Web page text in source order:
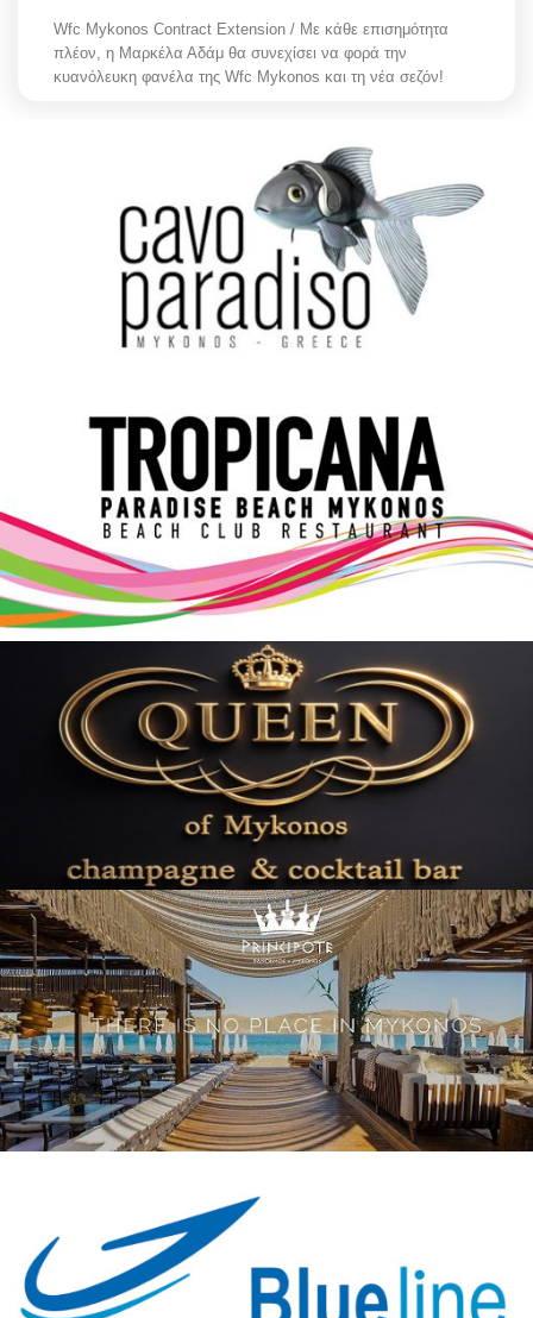
All News
Elections 2023
English
Wfc Mykonos Contract Extension / Με κάθε επισημότητα
πλέον, η Μαρκέλα Αδάμ θα συνεχίσει να φορά την
κυανόλευκη φανέλα της Wfc Mykonos και τη νέα σεζόν!